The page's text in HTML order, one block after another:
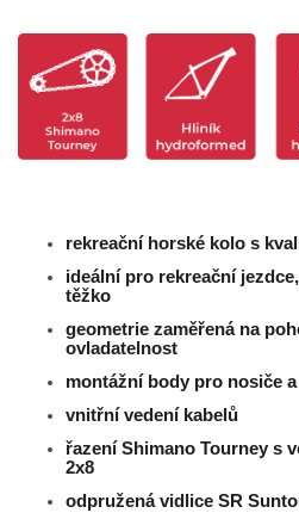
rekreační horské kolo s
ideální pro rekreační
těžko
geometrie zaměřená na
ovladatelnost
montážní body pro nosiče
vnitřní vedení kabelů
řazení Shimano Tourney s
2x8
odpružená vidlice SR